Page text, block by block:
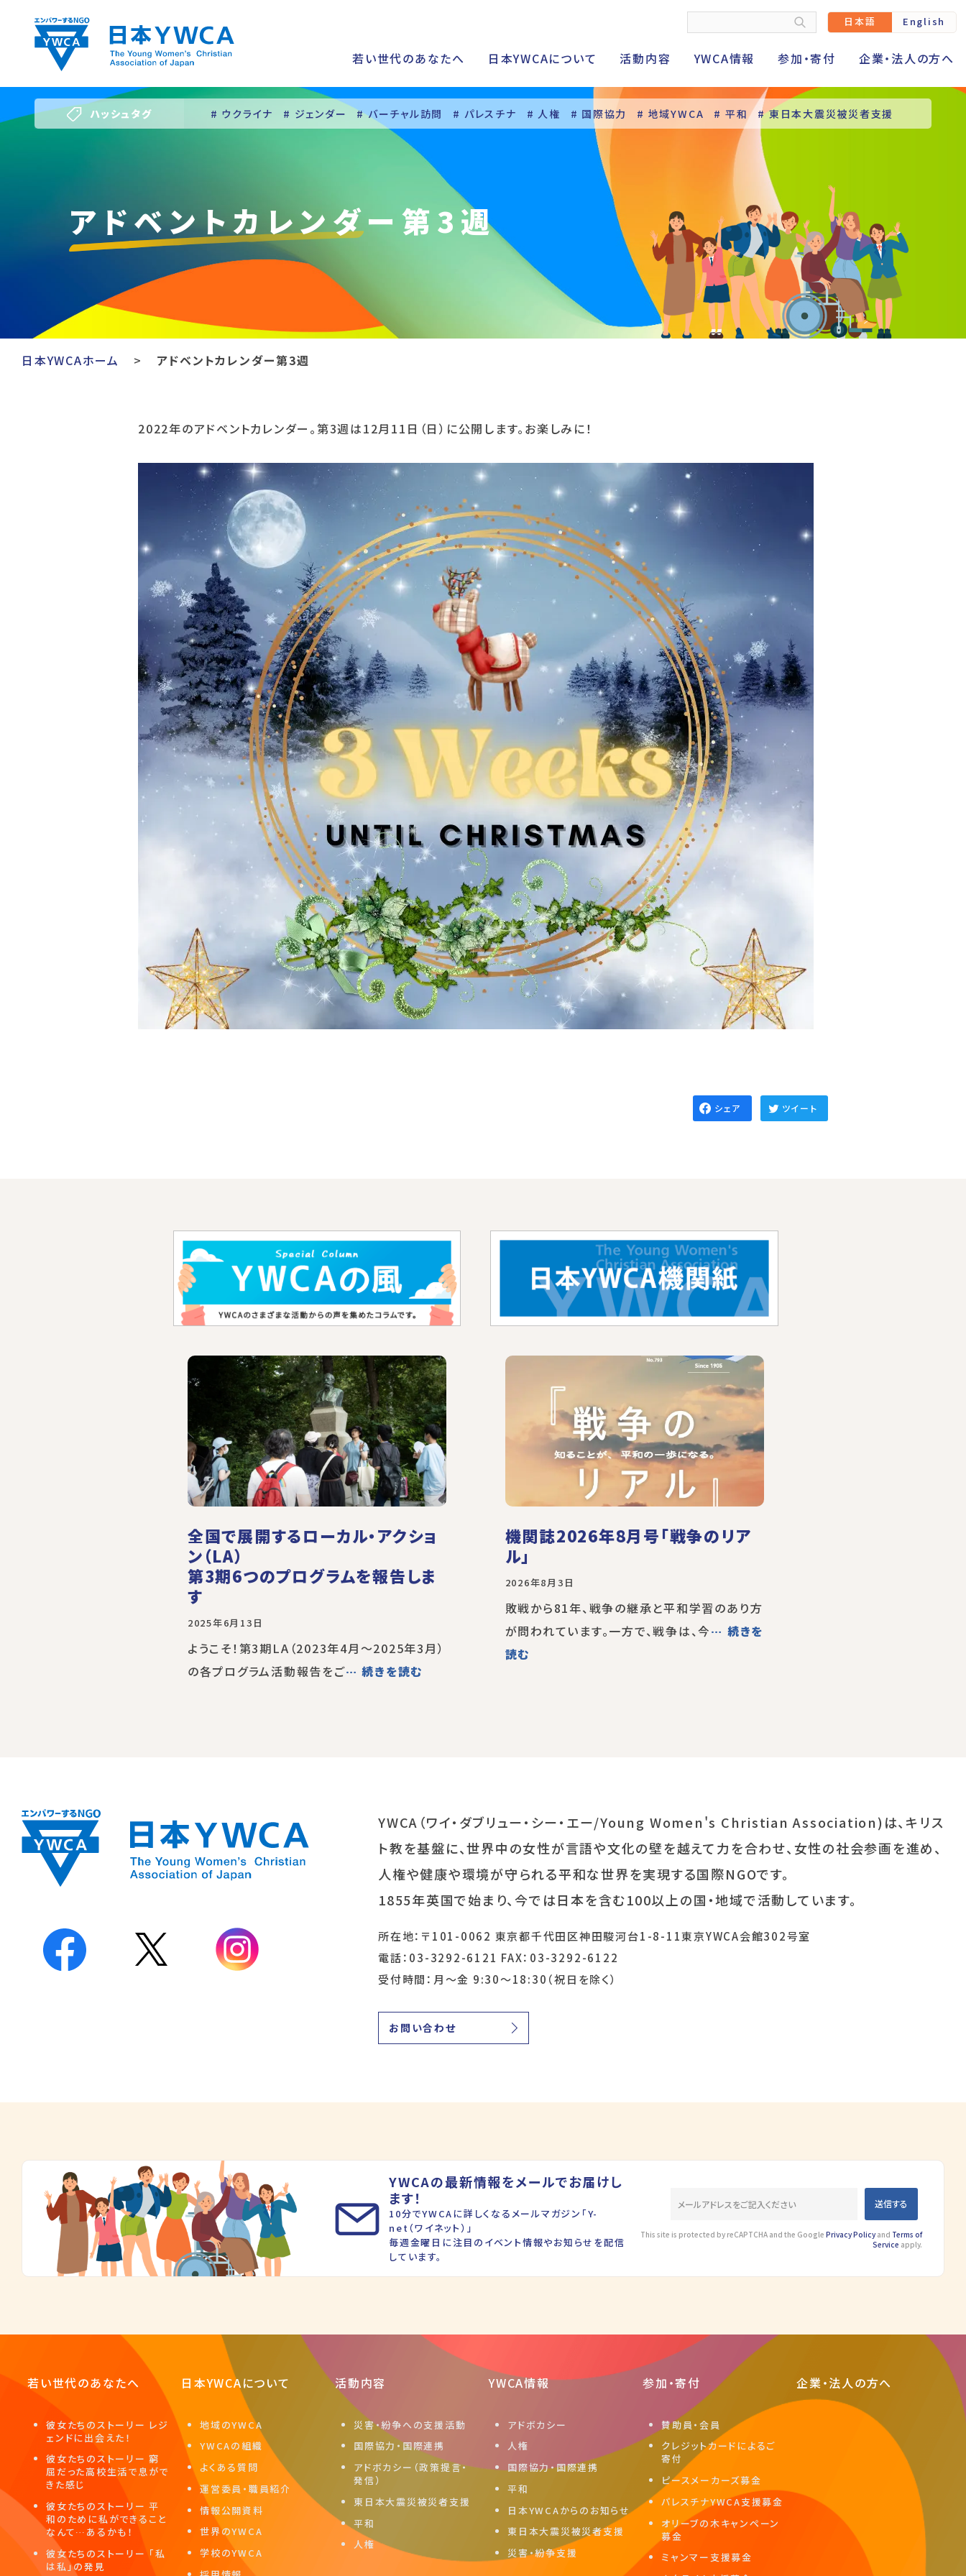
content
日本語 English
若い世代のあなたへ 日本YWCAについて 活動内容 YWCA情報 参加・寄付 企業・法人の方へ
ハッシュタグ # ウクライナ # ジェンダー # バーチャル訪問 # パレスチナ # 人権 # 国際協力 # 地域YWCA # 平和 # 東日本大震災被災者支援
アドベントカレンダー第3週
日本YWCAホーム アドベントカレンダー第3週
2022年のアドベントカレンダー。第3週は12月11日（日）に公開します。お楽しみに！
シェア ツイート
全国で展開するローカル・アクショ
ン（LA）
第3期6つのプログラムを報告しま
す
2025年6月13日
ようこそ！第3期LA（2023年4月～2025年3月）
の各プログラム活動報告をご… 続きを読む
機関誌2026年8月号「戦争のリア
ル」
2026年8月3日
敗戦から81年、戦争の継承と平和学習のあり方
が問われています。一方で、戦争は、今… 続きを
読む
YWCA（ワイ・ダブリュー・シー・エー/Young Women's Christian Association)は、キリス
ト教を基盤に、世界中の女性が言語や文化の壁を越えて力を合わせ、女性の社会参画を進め、
人権や健康や環境が守られる平和な世界を実現する国際NGOです。
1855年英国で始まり、今では日本を含む100以上の国・地域で活動しています。
所在地：〒101-0062 東京都千代田区神田駿河台1-8-11東京YWCA会館302号室
電話：03-3292-6121 FAX：03-3292-6122
受付時間：月～金 9:30～18:30（祝日を除く）
お問い合わせ
YWCAの最新情報をメールでお届けし
ます！
10分でYWCAに詳しくなるメールマガジン「Y-
net（ワイネット）」
毎週金曜日に注目のイベント情報やお知らせを配信
しています。
This site is protected by reCAPTCHA and the Google Privacy Policyand Terms of
Service apply.
若い世代のあなたへ
彼女たちのストーリー レジ
ェンドに出会えた！
彼女たちのストーリー 窮
屈だった高校生活で息がで
きた感じ
彼女たちのストーリー 平
和のために私ができること
なんて…あるかも！
彼女たちのストーリー 「私
は私」の発見
日本YWCAについて
地域のYWCA
YWCAの組織
よくある質問
運営委員・職員紹介
情報公開資料
世界のYWCA
学校のYWCA
活動内容
災害・紛争への支援活動
国際協力・国際連携
アドボカシー（政策提言・
発信）
東日本大震災被災者支援
平和
人権
YWCA情報
アドボカシー
人権
国際協力・国際連携
平和
日本YWCAからのお知らせ
東日本大震災被災者支援
災害・紛争支援
参加・寄付
賛助員・会員
クレジットカードによるご
寄付
ピースメーカーズ募金
パレスチナYWCA支援募金
オリーブの木キャンペーン
募金
ミャンマー支援募金
企業・法人の方へ